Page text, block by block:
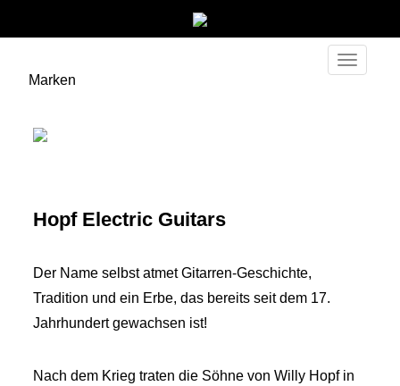
Toggle
Marken
Hopf Electric Guitars
Der Name selbst atmet Gitarren-Geschichte,
Tradition und ein Erbe, das bereits seit dem 17.
Jahrhundert gewachsen ist!
Nach dem Krieg traten die Söhne von Willy Hopf in